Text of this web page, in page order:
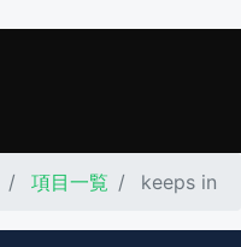
項目一覧 keeps in